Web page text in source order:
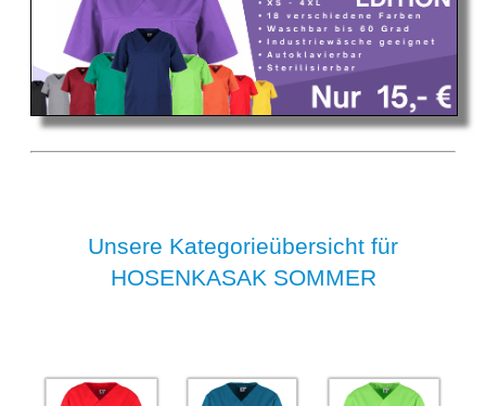
Unsere Kategorieübersicht für
HOSENKASAK SOMMER